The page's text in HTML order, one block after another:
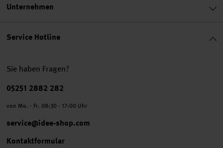
Service Hotline
Sie haben Fragen?
Telefonnummer
05251 2882 282
von Mo. - Fr. 08:30 - 17:00 Uhr
service@idee-shop.com
Kontaktformular
Unternehmen